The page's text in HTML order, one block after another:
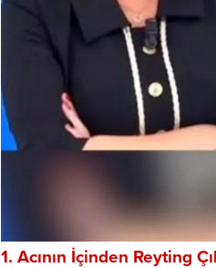
1. Acının İçinden Reyting